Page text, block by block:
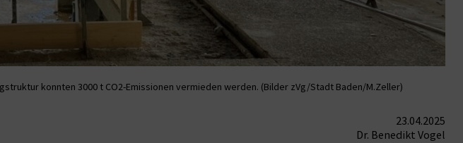
konnten 3000 t CO2-Emissionen vermieden werden. (Bilder zVg/Stadt Baden/M.Zeller)
23.04.2025
Dr. Benedikt Vogel